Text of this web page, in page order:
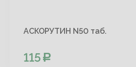
АСКОРУТИН N50 таб.
115